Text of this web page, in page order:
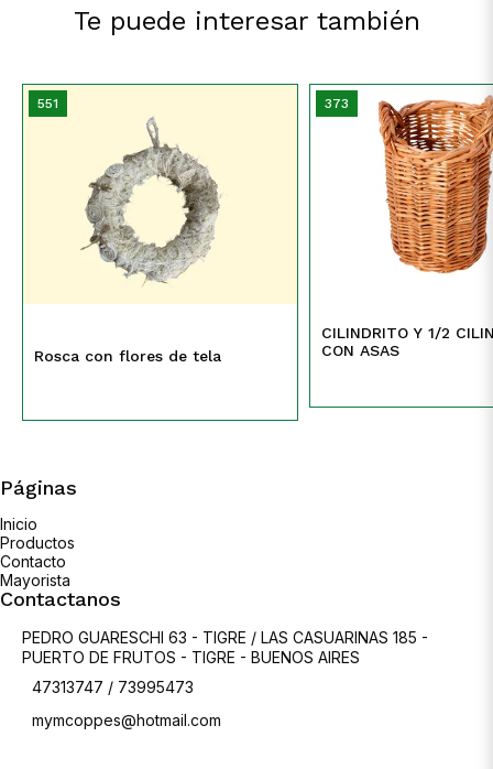
Te puede interesar también
551
Rosca con flores de tela
373
CILINDRITO Y 1/2
CON ASAS
Páginas
Inicio
Productos
Contacto
Mayorista
Contactanos
PEDRO GUARESCHI 63 - TIGRE / LAS CASUARINAS 185 -
PUERTO DE FRUTOS - TIGRE - BUENOS AIRES
47313747 / 73995473
mymcoppes@hotmail.com